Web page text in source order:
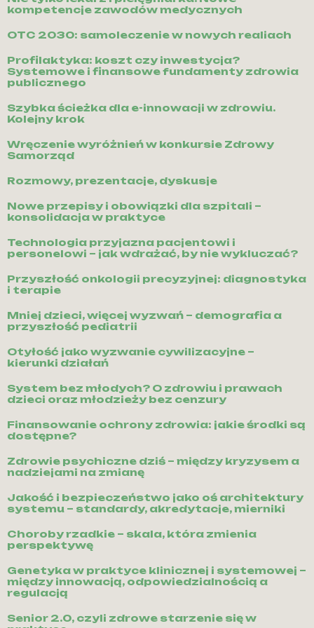
kompetencje zawodów medycznych
OTC 2030: samoleczenie w nowych realiach
Profilaktyka: koszt czy inwestycja?
Systemowe i finansowe fundamenty zdrowia
publicznego
Szybka ścieżka dla e-innowacji w zdrowiu.
Kolejny krok
Wręczenie wyróżnień w konkursie Zdrowy
Samorząd
Rozmowy, prezentacje, dyskusje
Nowe przepisy i obowiązki dla szpitali –
konsolidacja w praktyce
Technologia przyjazna pacjentowi i
personelowi – jak wdrażać, by nie wykluczać?
Przyszłość onkologii precyzyjnej: diagnostyka
i terapie
Mniej dzieci, więcej wyzwań – demografia a
przyszłość pediatrii
Otyłość jako wyzwanie cywilizacyjne –
kierunki działań
System bez młodych? O zdrowiu i prawach
dzieci oraz młodzieży bez cenzury
Finansowanie ochrony zdrowia: jakie środki są
dostępne?
Zdrowie psychiczne dziś – między kryzysem a
nadziejami na zmianę
Jakość i bezpieczeństwo jako oś architektury
systemu – standardy, akredytacje, mierniki
Choroby rzadkie – skala, która zmienia
perspektywę
Genetyka w praktyce klinicznej i systemowej –
między innowacją, odpowiedzialnością a
regulacją
Senior 2.0, czyli zdrowe starzenie się w